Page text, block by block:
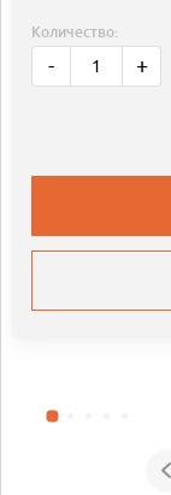
Количество:
- +